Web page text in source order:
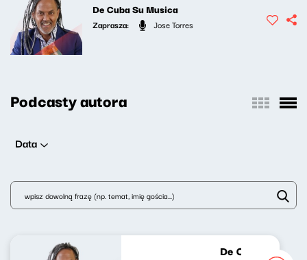
De Cuba Su Musica
Zaprasza: Jose Torres
Podcasty autora
Data
De Cuba, Su